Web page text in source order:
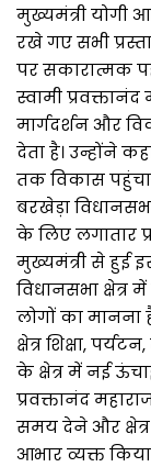
मुख्यमंत्री योगी
रखे गए सभी
पर सकारात्मक
स्वामी
मार्गदर्शन और
देता है। उन्होंने
तक विकास
बरखेड़ा
के लिए लगातार
मुख्यमंत्री से हुई
विधानसभा क्षेत्र
लोगों का मानना
क्षेत्र शिक्षा,
के क्षेत्र में नई
प्रवक्तानंद
समय देने और
आभार व्यक्त